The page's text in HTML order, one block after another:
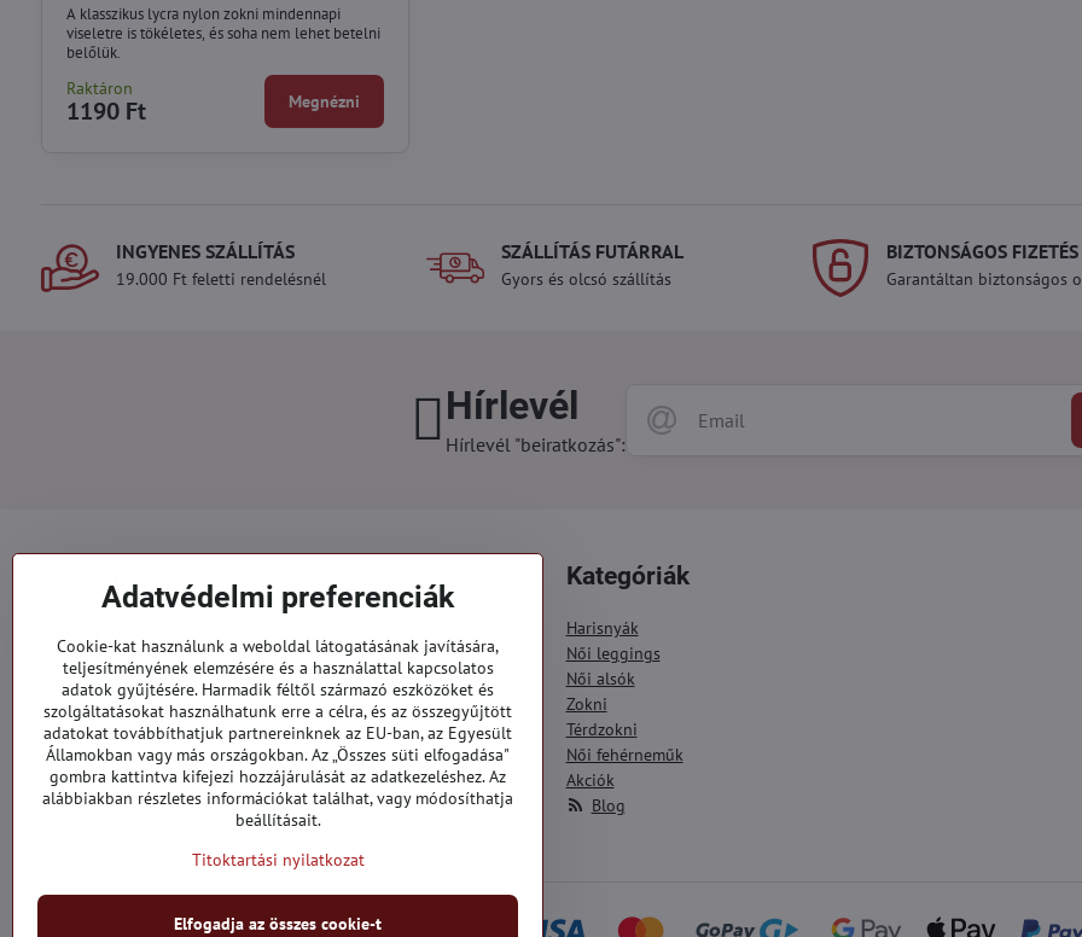
A klasszikus lycra nylon zokni mindennapi
viseletre is tökéletes, és soha nem lehet betelni
belőlük.
Raktáron
1190 Ft Megnézni
INGYENES SZÁLLÍTÁS
19.000 Ft feletti rendelésnél
SZÁLLÍTÁS FUTÁRRAL
Gyors és olcsó szállítás
BIZTONSÁGOS FIZETÉS
Garantáltan biztonságos
Hírlevél
Hírlevél "beiratkozás":
Általános szerződési feltételek
Személyes adatok védelme
Reklamációs űrlap
Kapcsolatt
Megrendelések
Kategóriák
Harisnyák
Női leggings
Női alsók
Zokni
Térdzokni
Női fehérneműk
Akciók
Blog
Adatvédelmi preferenciák
Cookie-kat használunk a weboldal látogatásának javítására,
teljesítményének elemzésére és a használattal kapcsolatos
adatok gyűjtésére. Harmadik féltől származó eszközöket és
szolgáltatásokat használhatunk erre a célra, és az összegyűjtött
adatokat továbbíthatjuk partnereinknek az EU-ban, az Egyesült
Államokban vagy más országokban. Az „Összes süti elfogadása"
gombra kattintva kifejezi hozzájárulását az adatkezeléshez. Az
alábbiakban részletes információkat találhat, vagy módosíthatja
beállításait.
Titoktartási nyilatkozat
Elfogadja az összes cookie-t